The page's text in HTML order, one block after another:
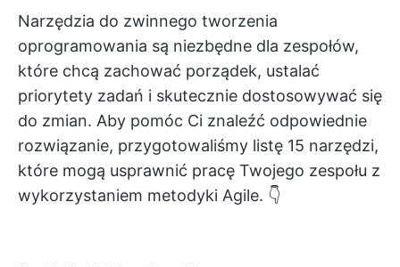
Narzędzia do zwinnego tworzenia
oprogramowania są niezbędne dla zespołów,
które chcą zachować porządek, ustalać
priorytety zadań i skutecznie dostosowywać się
do zmian. Aby pomóc Ci znaleźć odpowiednie
rozwiązanie, przygotowaliśmy listę 15 narzędzi,
które mogą usprawnić pracę Twojego zespołu z
wykorzystaniem metodyki Agile. 👇